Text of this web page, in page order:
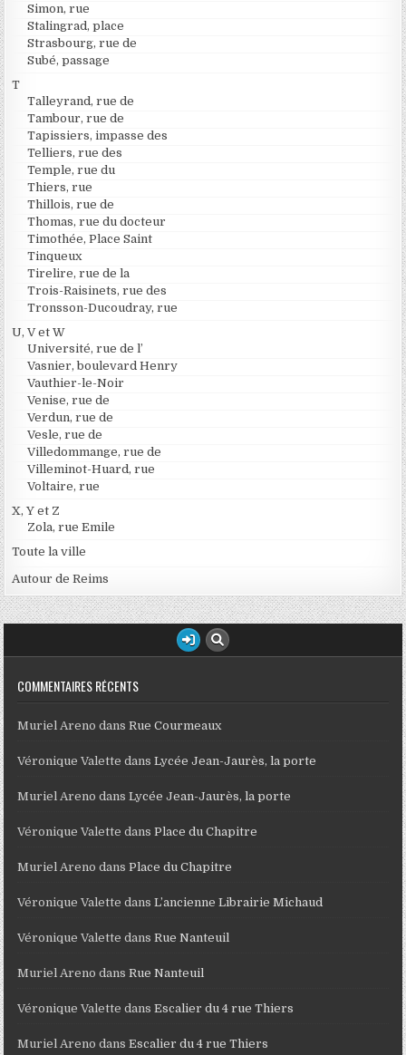
Simon, rue
Stalingrad, place
Strasbourg, rue de
Subé, passage
T
Talleyrand, rue de
Tambour, rue de
Tapissiers, impasse des
Telliers, rue des
Temple, rue du
Thiers, rue
Thillois, rue de
Thomas, rue du docteur
Timothée, Place Saint
Tinqueux
Tirelire, rue de la
Trois-Raisinets, rue des
Tronsson-Ducoudray, rue
U, V et W
Université, rue de l’
Vasnier, boulevard Henry
Vauthier-le-Noir
Venise, rue de
Verdun, rue de
Vesle, rue de
Villedommange, rue de
Villeminot-Huard, rue
Voltaire, rue
X, Y et Z
Zola, rue Emile
Toute la ville
Autour de Reims
COMMENTAIRES RÉCENTS
Muriel Areno dansRue Courmeaux
Véronique Valette dansLycée Jean-Jaurès, la porte
Muriel Areno dansLycée Jean-Jaurès, la porte
Véronique Valette dansPlace du Chapitre
Muriel Areno dansPlace du Chapitre
Véronique Valette dansL’ancienne Librairie Michaud
Véronique Valette dansRue Nanteuil
Muriel Areno dansRue Nanteuil
Véronique Valette dansEscalier du 4 rue Thiers
Muriel Areno dansEscalier du 4 rue Thiers